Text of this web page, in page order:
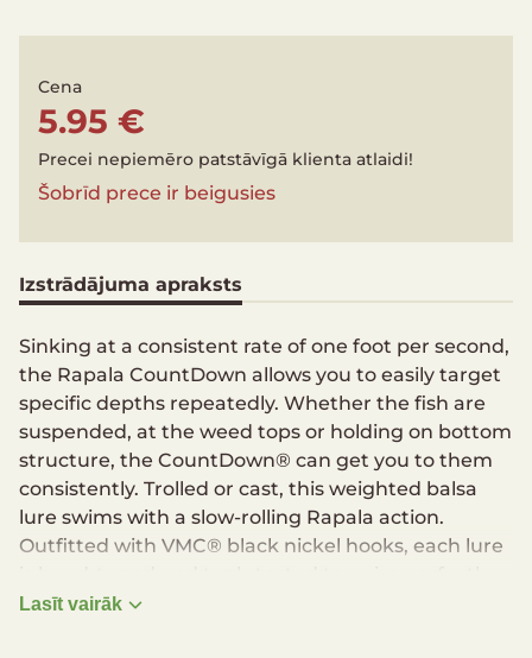
Cena
5.95 €
Precei nepiemēro patstāvīgā klienta atlaidi!
Šobrīd prece ir beigusies
Izstrādājuma apraksts
Sinking at a consistent rate of one foot per second,
the Rapala CountDown allows you to easily target
specific depths repeatedly. Whether the fish are
suspended, at the weed tops or holding on bottom
structure, the CountDown® can get you to them
consistently. Trolled or cast, this weighted balsa
lure swims with a slow-rolling Rapala action.
Outfitted with VMC® black nickel hooks, each lure
right out of the box.
Lasīt vairāk